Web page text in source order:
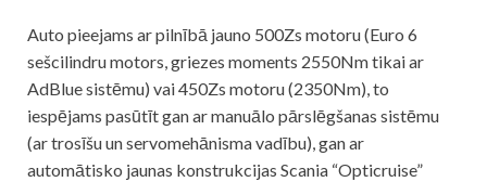
Auto pieejams ar pilnībā jauno 500Zs motoru (Euro 6
sešcilindru motors, griezes moments 2550Nm tikai ar
AdBlue sistēmu) vai 450Zs motoru (2350Nm), to
iespējams pasūtīt gan ar manuālo pārslēgšanas sistēmu
(ar trosīšu un servomehānisma vadību), gan ar
automātisko jaunas konstrukcijas Scania “Opticruise”